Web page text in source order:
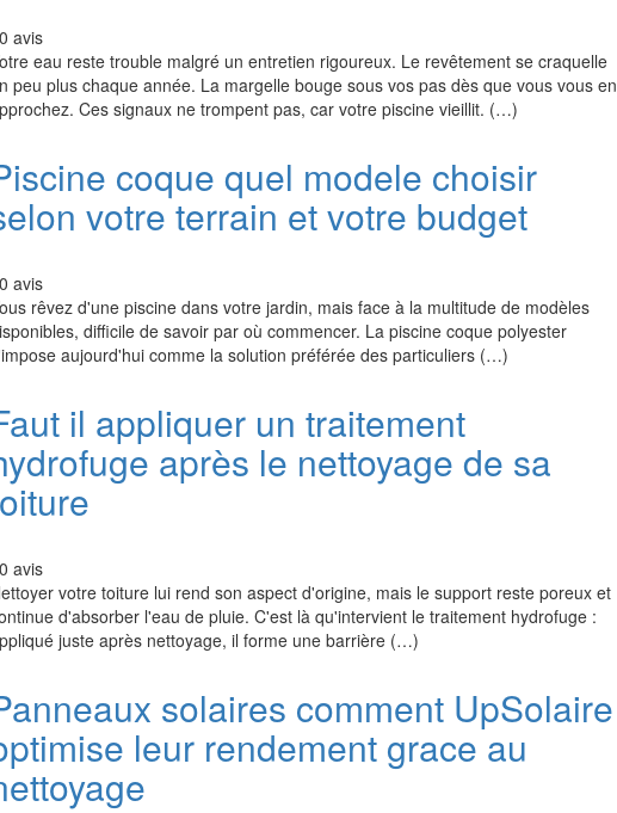
0 avis
eau reste trouble malgré un entretien rigoureux. Le revêtement se craquelle
peu plus chaque année. La margelle bouge sous vos pas dès que vous vous en
Ces signaux ne trompent pas, car votre piscine vieillit. (…)
coque quel modele choisir
votre terrain et votre budget
0 avis
rêvez d'une piscine dans votre jardin, mais face à la multitude de modèles
difficile de savoir par où commencer. La piscine coque polyester
aujourd'hui comme la solution préférée des particuliers (…)
il appliquer un traitement
après le nettoyage de sa
0 avis
votre toiture lui rend son aspect d'origine, mais le support reste poreux et
d'absorber l'eau de pluie. C'est là qu'intervient le traitement hydrofuge :
juste après nettoyage, il forme une barrière (…)
solaires comment UpSolaire
leur rendement grace au